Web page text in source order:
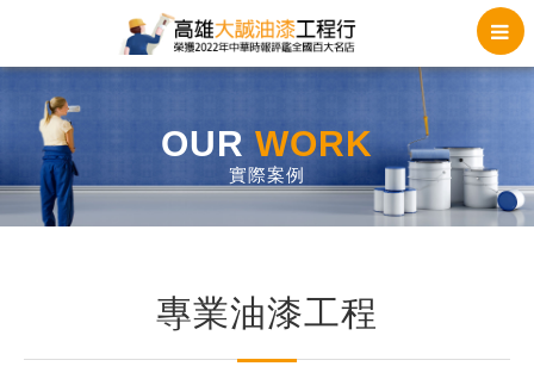
OUR WORK
實際案例
專業油漆工程